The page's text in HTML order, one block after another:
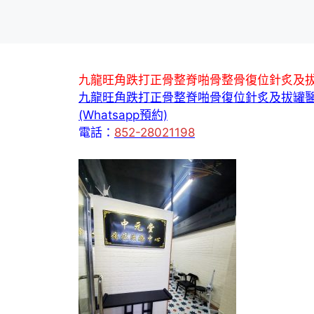
九龍旺角跌打正骨整脊啪骨整骨復位針炙及
九龍旺角跌打正骨整脊啪骨復位針炙及拔罐
(Whatsapp預約)
電話： 852-28021198